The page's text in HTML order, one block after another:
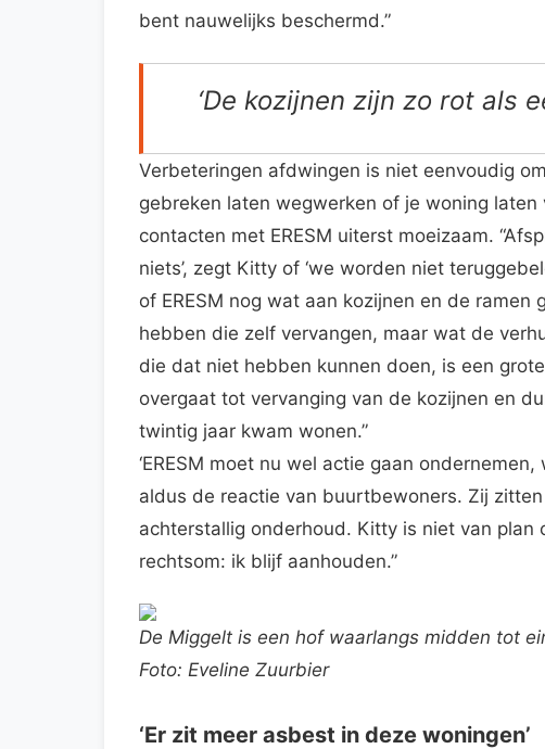
bent nauwelijks beschermd.”
‘De kozijnen zijn zo rot als
Verbeteringen afdwingen is niet eenvoudig
gebreken laten wegwerken of je woning
contacten met ERESM uiterst moeizaam.
niets’, zegt Kitty of ‘we worden niet
of ERESM nog wat aan kozijnen en de ramen
hebben die zelf vervangen, maar wat de
die dat niet hebben kunnen doen, is een
overgaat tot vervanging van de kozijnen en
twintig jaar kwam wonen.”
‘ERESM moet nu wel actie gaan
aldus de reactie van buurtbewoners. Zij
achterstallig onderhoud. Kitty is niet van plan
rechtsom: ik blijf aanhouden.”
De Miggelt is een hof waarlangs midden tot
Foto: Eveline Zuurbier
‘Er zit meer asbest in deze woningen’